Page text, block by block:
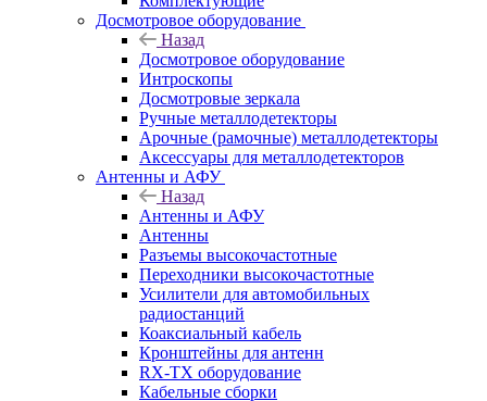
Досмотровое оборудование
Назад
Досмотровое оборудование
Интроскопы
Досмотровые зеркала
Ручные металлодетекторы
Арочные (рамочные) металлодетекторы
Аксессуары для металлодетекторов
Антенны и АФУ
Назад
Антенны и АФУ
Антенны
Разъемы высокочастотные
Переходники высокочастотные
Усилители для автомобильных
радиостанций
Коаксиальный кабель
Кронштейны для антенн
RX-TX оборудование
Кабельные сборки